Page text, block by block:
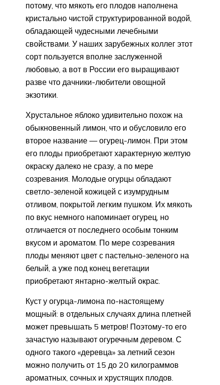
потому, что мякоть его плодов наполнена
кристально чистой структурированной водой,
обладающей чудесными лечебными
свойствами. У наших зарубежных коллег этот
сорт пользуется вполне заслуженной
любовью, а вот в России его выращивают
разве что дачники-любители овощной
экзотики.
Хрустальное яблоко удивительно похож на
обыкновенный лимон, что и обусловило его
второе название — огурец-лимон. При этом
его плоды приобретают характерную желтую
окраску далеко не сразу, а по мере
созревания. Молодые огурцы обладают
светло-зеленой кожицей с изумрудным
отливом, покрытой легким пушком. Их мякоть
по вкус немного напоминает огурец, но
отличается от последнего особым тонким
вкусом и ароматом. По мере созревания
плоды меняют цвет с пастельно-зеленого на
белый, а уже под конец вегетации
приобретают янтарно-желтый окрас.
Куст у огурца-лимона по-настоящему
мощный: в отдельных случаях длина плетней
может превышать 5 метров! Поэтому-то его
зачастую называют огуречным деревом. С
одного такого «деревца» за летний сезон
можно получить от 15 до 20 килограммов
ароматных, сочных и хрустящих плодов.